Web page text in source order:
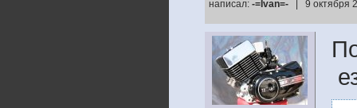
написал: -=Ivan=- | 9 октября